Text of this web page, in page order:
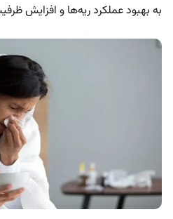
به بهبود عملکرد ریه‌ها و افزایش